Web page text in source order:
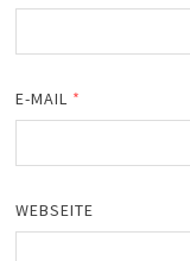
E-MAIL *
WEBSEITE